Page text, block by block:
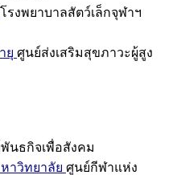
โรงพยาบาลสัตว์เล็กจุฬาฯ
ยุ ศูนย์ส่งเสริมสุขภาวะผู้สูง
นธกิจเพื่อสังคม
าวิทยาลัย ศูนย์กีฬาแห่ง